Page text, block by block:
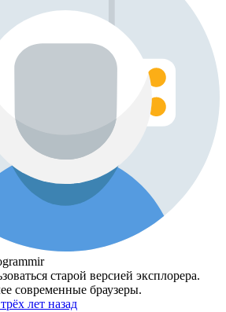
старой версией эксплорера.
современные браузеры.
лет назад